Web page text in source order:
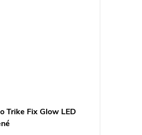
Trike Fix Glow LED